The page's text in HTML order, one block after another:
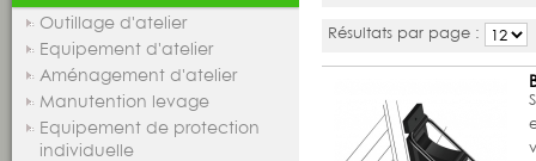
Résultats par page :
Outillage d'atelier
Equipement d'atelier
Aménagement d'atelier
Manutention levage
Equipement de protection
individuelle